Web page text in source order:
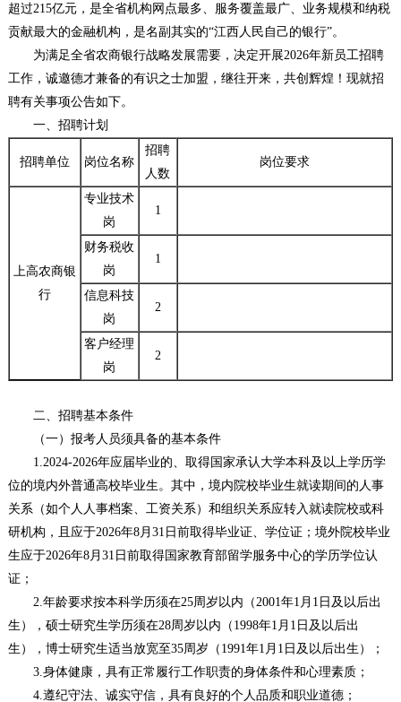
超过215亿元，是全省机构网点最多、服务覆盖最广、业务规模和纳税
贡献最大的金融机构，是名副其实的“江西人民自己的银行”。
为满足全省农商银行战略发展需要，决定开展2026年新员工招聘
工作，诚邀德才兼备的有识之士加盟，继往开来，共创辉煌！现就招
聘有关事项公告如下。
一、招聘计划
招聘单位 岗位名称
招聘
人数
岗位要求
上高农商银
行
专业技术
岗
1
财务税收
岗
1
信息科技
岗
2
客户经理
岗
2
二、招聘基本条件
（一）报考人员须具备的基本条件
1.2024-2026年应届毕业的、取得国家承认大学本科及以上学历学
位的境内外普通高校毕业生。其中，境内院校毕业生就读期间的人事
关系（如个人人事档案、工资关系）和组织关系应转入就读院校或科
研机构，且应于2026年8月31日前取得毕业证、学位证；境外院校毕业
生应于2026年8月31日前取得国家教育部留学服务中心的学历学位认
证；
2.年龄要求按本科学历须在25周岁以内（2001年1月1日及以后出
生），硕士研究生学历须在28周岁以内（1998年1月1日及以后出
生），博士研究生适当放宽至35周岁（1991年1月1日及以后出生）；
3.身体健康，具有正常履行工作职责的身体条件和心理素质；
4.遵纪守法、诚实守信，具有良好的个人品质和职业道德；